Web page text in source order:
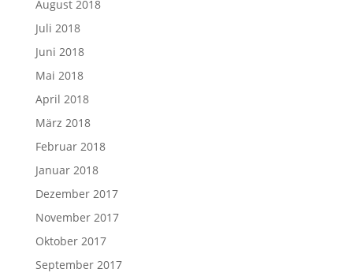
August 2018
Juli 2018
Juni 2018
Mai 2018
April 2018
März 2018
Februar 2018
Januar 2018
Dezember 2017
November 2017
Oktober 2017
September 2017